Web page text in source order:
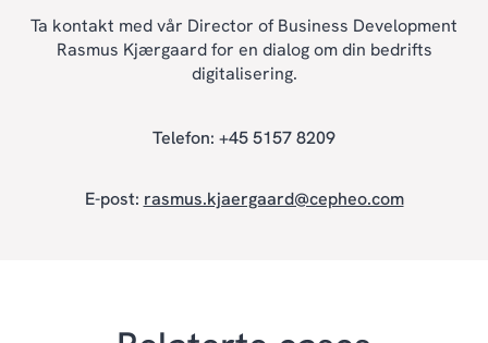
Ta kontakt med vår Director of Business Development
Rasmus Kjærgaard for en dialog om din bedrifts
digitalisering.
Telefon: +45 5157 8209
E-post: rasmus.kjaergaard@cepheo.com